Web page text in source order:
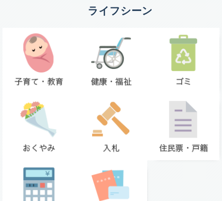
ライフシーン